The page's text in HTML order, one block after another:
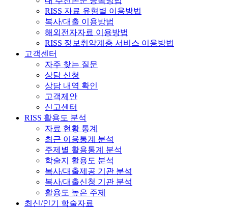
RISS 자료 유형별 이용방법
복사/대출 이용방법
해외전자자료 이용방법
RISS 정보취약계층 서비스 이용방법
고객센터
자주 찾는 질문
상담 신청
상담 내역 확인
고객제안
신고센터
RISS 활용도 분석
자료 현황 통계
최근 이용통계 분석
주제별 활용통계 분석
학술지 활용도 분석
복사/대출제공 기관 분석
복사/대출신청 기관 분석
활용도 높은 주제
최신/인기 학술자료